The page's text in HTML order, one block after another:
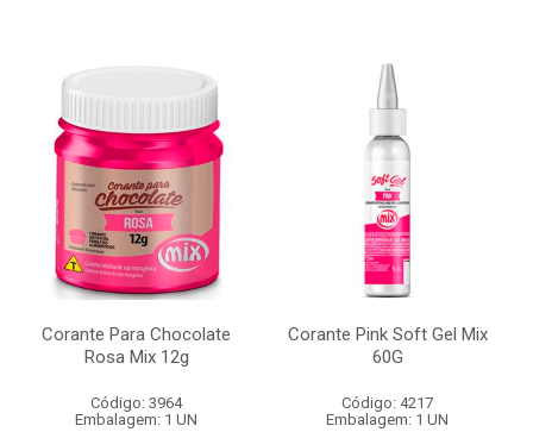
Corante Para Chocolate
Rosa Mix 12g
Código: 3964
Embalagem: 1 UN
Corante Pink Soft Gel Mix
60G
Código: 4217
Embalagem: 1 UN